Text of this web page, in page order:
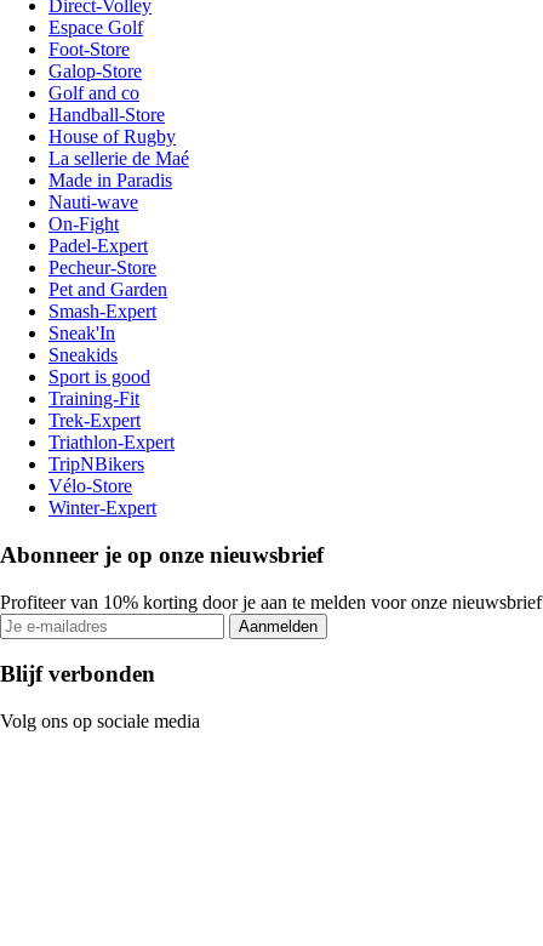
Direct-Volley
Espace Golf
Foot-Store
Galop-Store
Golf and co
Handball-Store
House of Rugby
La sellerie de Maé
Made in Paradis
Nauti-wave
On-Fight
Padel-Expert
Pecheur-Store
Pet and Garden
Smash-Expert
Sneak'In
Sneakids
Sport is good
Training-Fit
Trek-Expert
Triathlon-Expert
TripNBikers
Vélo-Store
Winter-Expert
Abonneer je op onze nieuwsbrief
Profiteer van 10% korting door je aan te melden voor onze nieuwsbrief
Aanmelden
Blijf verbonden
Volg ons op sociale media